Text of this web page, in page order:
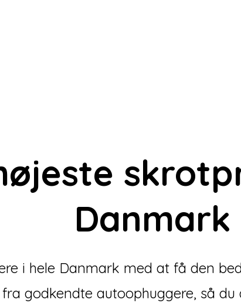
Danmark
i hele Danmark med at få den
godkendte autoophuggere, så